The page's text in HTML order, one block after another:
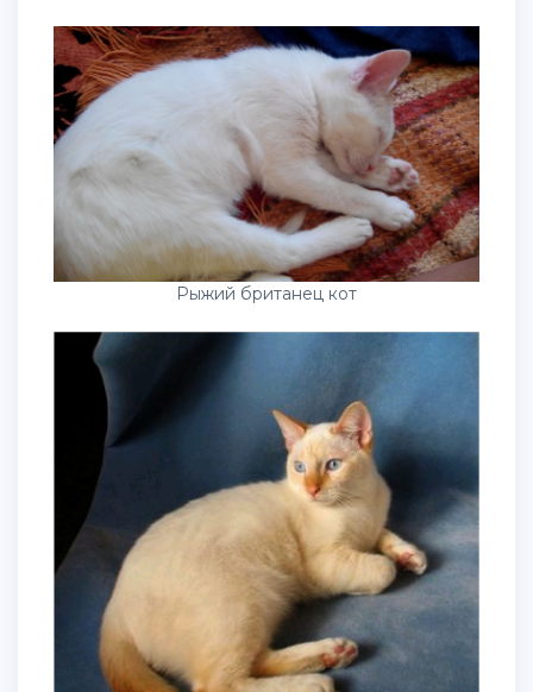
Рыжий британец кот